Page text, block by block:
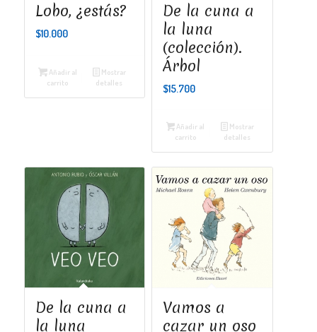
Lobo, ¿estás?
$10.000
Añadir al
carrito
Mostrar
detalles
De la cuna a
la luna
(colección).
Árbol
$15.700
Añadir al
carrito
Mostrar
detalles
De la cuna a
la luna
Vamos a
cazar un oso